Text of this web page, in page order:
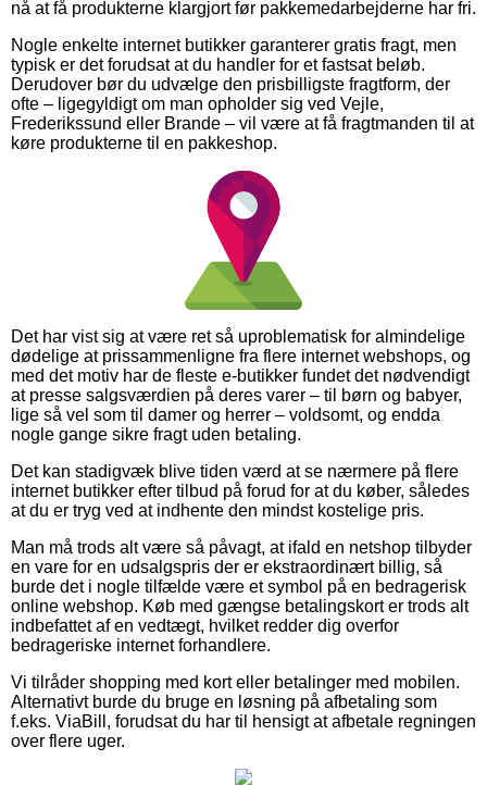
nå at få produkterne klargjort før pakkemedarbejderne har fri.
Nogle enkelte internet butikker garanterer gratis fragt, men
typisk er det forudsat at du handler for et fastsat beløb.
Derudover bør du udvælge den prisbilligste fragtform, der
ofte – ligegyldigt om man opholder sig ved Vejle,
Frederikssund eller Brande – vil være at få fragtmanden til at
køre produkterne til en pakkeshop.
Det har vist sig at være ret så uproblematisk for almindelige
dødelige at prissammenligne fra flere internet webshops, og
med det motiv har de fleste e-butikker fundet det nødvendigt
at presse salgsværdien på deres varer – til børn og babyer,
lige så vel som til damer og herrer – voldsomt, og endda
nogle gange sikre fragt uden betaling.
Det kan stadigvæk blive tiden værd at se nærmere på flere
internet butikker efter tilbud på forud for at du køber, således
at du er tryg ved at indhente den mindst kostelige pris.
Man må trods alt være så påvagt, at ifald en netshop tilbyder
en vare for en udsalgspris der er ekstraordinært billig, så
burde det i nogle tilfælde være et symbol på en bedragerisk
online webshop. Køb med gængse betalingskort er trods alt
indbefattet af en vedtægt, hvilket redder dig overfor
bedrageriske internet forhandlere.
Vi tilråder shopping med kort eller betalinger med mobilen.
Alternativt burde du bruge en løsning på afbetaling som
f.eks. ViaBill, forudsat du har til hensigt at afbetale regningen
over flere uger.